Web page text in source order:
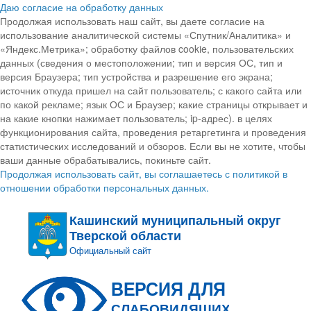
Даю согласие на обработку данных
Продолжая использовать наш сайт, вы даете согласие на
использование аналитической системы «Спутник/Аналитика» и
«Яндекс.Метрика»; обработку файлов cookie, пользовательских
данных (сведения о местоположении; тип и версия ОС, тип и
версия Браузера; тип устройства и разрешение его экрана;
источник откуда пришел на сайт пользователь; с какого сайта или
по какой рекламе; язык ОС и Браузер; какие страницы открывает и
на какие кнопки нажимает пользователь; ip-адрес). в целях
функционирования сайта, проведения ретаргетинга и проведения
статистических исследований и обзоров. Если вы не хотите, чтобы
ваши данные обрабатывались, покиньте сайт.
Продолжая использовать сайт, вы соглашаетесь с политикой в
отношении обработки персональных данных.